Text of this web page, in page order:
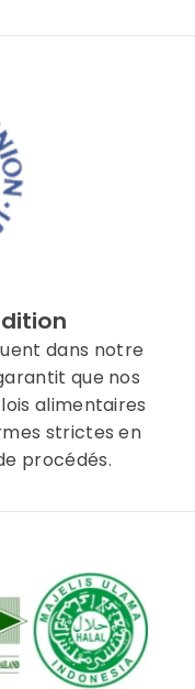
dans notre
que nos
alimentaires
strictes en
procédés.